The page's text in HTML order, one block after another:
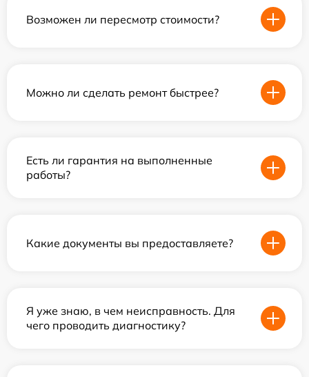
Возможен ли пересмотр стоимости?
Можно ли сделать ремонт быстрее?
Есть ли гарантия на выполненные
работы?
Какие документы вы предоставляете?
Я уже знаю, в чем неисправность. Для
чего проводить диагностику?